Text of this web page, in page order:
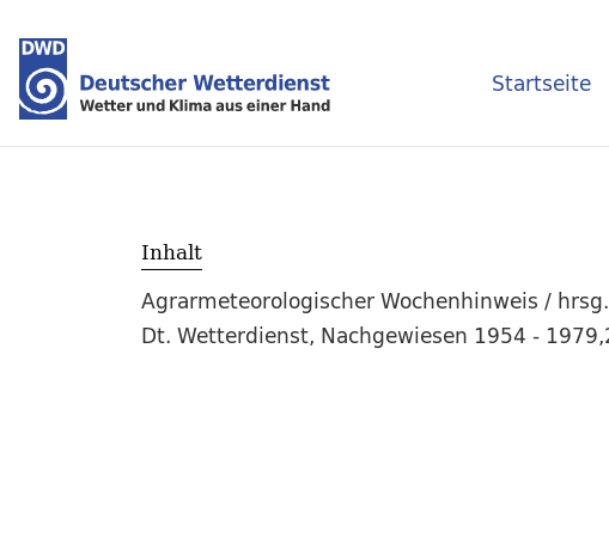
Startseite
Inhalt
Agrarmeteorologischer Wochenhinweis /
Dt. Wetterdienst, Nachgewiesen 1954 -